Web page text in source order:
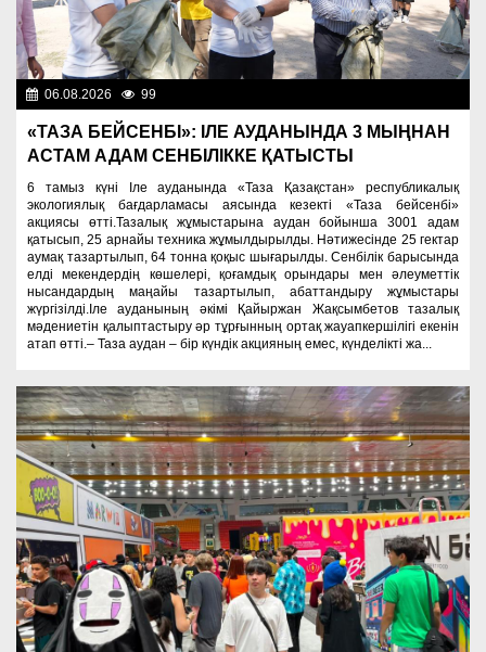
06.08.2026 99
«ТАЗА БЕЙСЕНБІ»: ІЛЕ АУДАНЫНДА 3 МЫҢНАН
АСТАМ АДАМ СЕНБІЛІККЕ ҚАТЫСТЫ
6 тамыз күні Іле ауданында «Таза Қазақстан» республикалық
экологиялық бағдарламасы аясында кезекті «Таза бейсенбі»
акциясы өтті.Тазалық жұмыстарына аудан бойынша 3001 адам
қатысып, 25 арнайы техника жұмылдырылды. Нәтижесінде 25 гектар
аумақ тазартылып, 64 тонна қоқыс шығарылды. Сенбілік барысында
елді мекендердің көшелері, қоғамдық орындары мен әлеуметтік
нысандардың маңайы тазартылып, абаттандыру жұмыстары
жүргізілді.Іле ауданының әкімі Қайыржан Жақсымбетов тазалық
мәдениетін қалыптастыру әр тұрғынның ортақ жауапкершілігі екенін
атап өтті.– Таза аудан – бір күндік акцияның емес, күнделікті жа...